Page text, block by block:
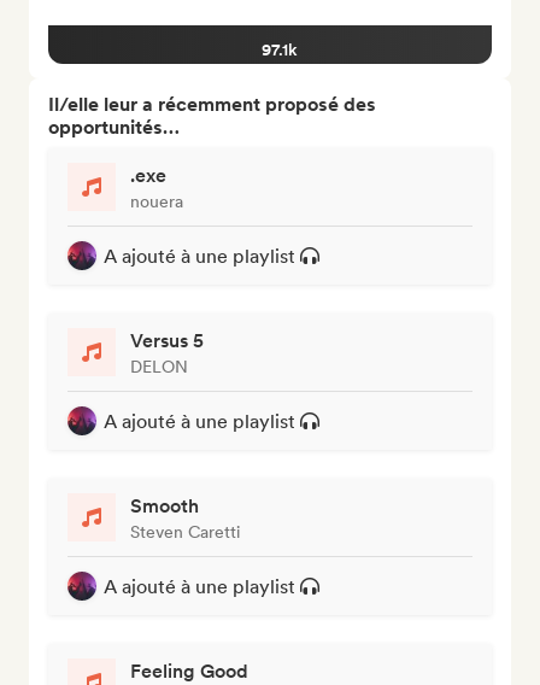
97.1k
Il/elle leur a récemment proposé des
opportunités…
.exe
nouera
A ajouté à une playlist
Versus 5
DELON
A ajouté à une playlist
Smooth
Steven Caretti
A ajouté à une playlist
Feeling Good